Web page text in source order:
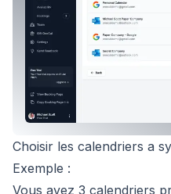
Choisir les calendriers a
Exemple :
Vous avez 3 calendriers